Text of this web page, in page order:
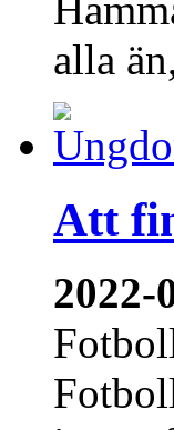
alla
Att
2022-